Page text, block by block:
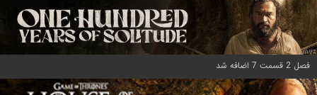
فصل 2 قسمت 7 اضافه شد